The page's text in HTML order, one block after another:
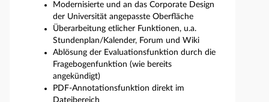
Modernisierte und an das Corporate Design
der Universität angepasste Oberfläche
Überarbeitung etlicher Funktionen, u.a.
Stundenplan/Kalender, Forum und Wiki
Ablösung der Evaluationsfunktion durch die
Fragebogenfunktion (wie bereits
angekündigt)
PDF-Annotationsfunktion direkt im
Dateibereich